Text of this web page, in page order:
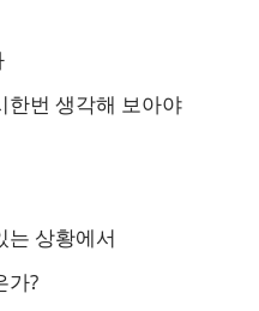
한번 생각해 보아야
는 상황에서
가?